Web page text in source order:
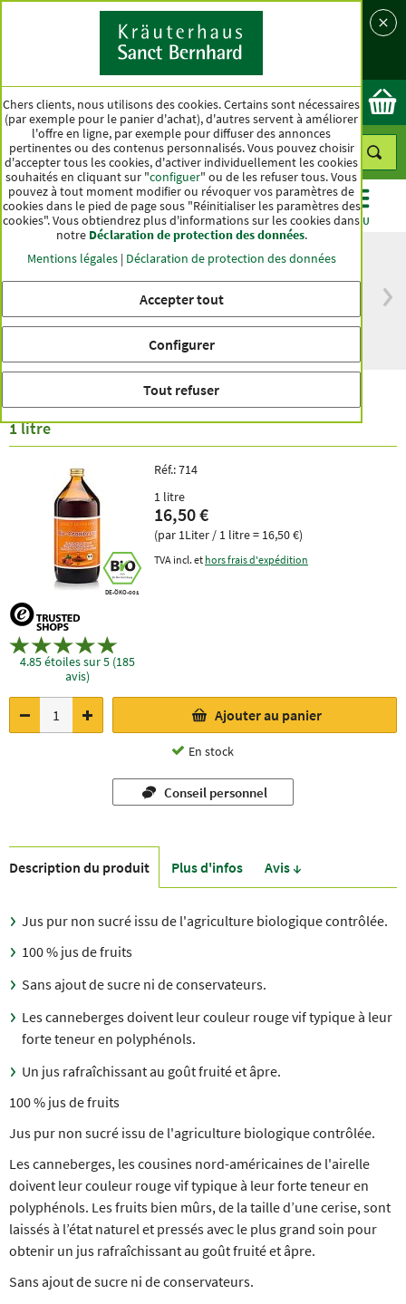
Pays
Ok
CATÉGORIES OFFRES BEST-SELLER MENU
Livraison gratuite
à partir de 50 €
pour l'Allemagne
gamme depuis
Jus vital de canneberges bio
1 litre
DE-ÖKO-001
4.85 étoiles sur 5 (185
avis)
Réf.:714
1 litre
16,50 €
(par 1Liter / 1 litre = 16,50 €)
TVA incl. et hors frais d'expédition
Ajouter au panier
En stock
Conseil personnel
Description du produit Plus d'infos Avis ↓
Jus pur non sucré issu de l'agriculture biologique contrôlée.
100 % jus de fruits
Sans ajout de sucre ni de conservateurs.
Les canneberges doivent leur couleur rouge vif typique à leur
forte teneur en polyphénols.
Un jus rafraîchissant au goût fruité et âpre.
100 % jus de fruits
Jus pur non sucré issu de l'agriculture biologique contrôlée.
Les canneberges, les cousines nord-américaines de l'airelle
doivent leur couleur rouge vif typique à leur forte teneur en
polyphénols. Les fruits bien mûrs, de la taille d’une cerise, sont
laissés à l’état naturel et pressés avec le plus grand soin pour
obtenir un jus rafraîchissant au goût fruité et âpre.
Sans ajout de sucre ni de conservateurs.
Chers clients, nous utilisons des cookies. Certains sont nécessaires
(par exemple pour le panier d'achat), d'autres servent à améliorer
l'offre en ligne, par exemple pour diffuser des annonces
pertinentes ou des contenus personnalisés. Vous pouvez choisir
d'accepter tous les cookies, d'activer individuellement les cookies
souhaités en cliquant sur "configuer" ou de les refuser tous. Vous
pouvez à tout moment modifier ou révoquer vos paramètres de
cookies dans le pied de page sous "Réinitialiser les paramètres des
cookies". Vous obtiendrez plus d'informations sur les cookies dans
notre Déclaration de protection des données.
Mentions légales| Déclaration de protection des données
Accepter tout
Configurer
Tout refuser